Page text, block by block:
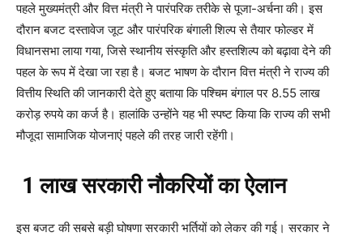
पहले मुख्यमंत्री और वित्त मंत्री ने पारंपरिक तरीके से पूजा-अर्चना की। इस
दौरान बजट दस्तावेज जूट और पारंपरिक बंगाली शिल्प से तैयार फोल्डर में
विधानसभा लाया गया, जिसे स्थानीय संस्कृति और हस्तशिल्प को बढ़ावा देने की
पहल के रूप में देखा जा रहा है। बजट भाषण के दौरान वित्त मंत्री ने राज्य की
वित्तीय स्थिति की जानकारी देते हुए बताया कि पश्चिम बंगाल पर 8.55 लाख
करोड़ रुपये का कर्ज है। हालांकि उन्होंने यह भी स्पष्ट किया कि राज्य की सभी
मौजूदा सामाजिक योजनाएं पहले की तरह जारी रहेंगी।
1 लाख सरकारी नौकरियों का ऐलान
इस बजट की सबसे बड़ी घोषणा सरकारी भर्तियों को लेकर की गई। सरकार ने